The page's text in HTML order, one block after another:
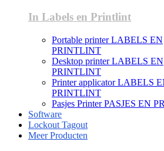
In Labels en Printlint
Portable printer LABELS EN
PRINTLINT
Desktop printer LABELS EN
PRINTLINT
Printer applicator LABELS
PRINTLINT
Pasjes Printer PASJES EN
Software
Lockout Tagout
Meer Producten